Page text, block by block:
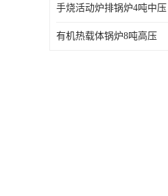
手烧活动炉排锅炉4吨中压
有机热载体锅炉8吨高压